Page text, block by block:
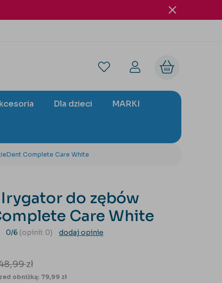
Dla dzieci MARKI
Complete Care White
do zębów
Care White
0/6 (opinii: 0) dodaj opinię
zł
obniżką: 79,99 zł